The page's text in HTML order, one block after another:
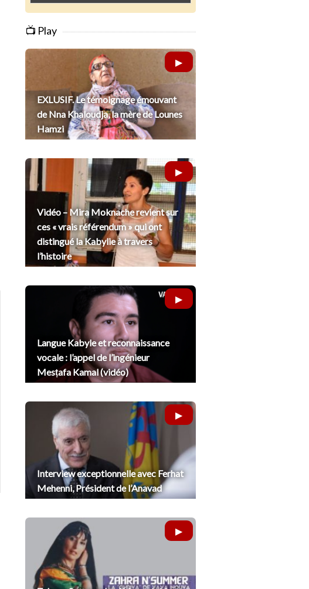
📺 Play
EXLUSIF. Le témoignage émouvant
de Nna Khaloudja, la mère de Lounes
Hamzi
Vidéo – Mira Moknache revient sur
ces « vrais référendum » qui ont
distingué la Kabylie à travers
l’histoire
Langue Kabyle et reconnaissance
vocale : l’appel de l’ingénieur
Mesṭafa Kamal (vidéo)
Interview exceptionnelle avec Ferhat
Mehenni, Président de l’Anavad